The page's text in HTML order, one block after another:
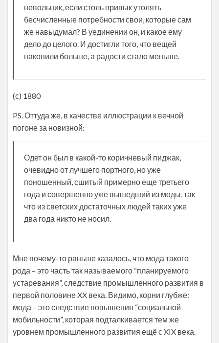
невольник, если столь привык утолять
бесчисленные потребности свои, которые сам
же навыдумал? В уединении он, и какое ему
дело до целого. И достигли того, что вещей
накопили больше, а радости стало меньше.
(с) 1880
PS. Оттуда же, в качестве иллюстрации к вечной
погоне за новизной:
Одет он был в какой-то коричневый пиджак,
очевидно от лучшего портного, но уже
поношенный, сшитый примерно еще третьего
года и совершенно уже вышедший из моды, так
что из светских достаточных людей таких уже
два года никто не носил.
Мне почему-то раньше казалось, что мода такого
рода – это часть так называемого “планируемого
устаревания”, следствие промышленного развития в
первой половине XX века. Видимо, корни глубже:
мода – это следствие повышения “социальной
мобильности”, которая подталкивается тем же
уровнем промышленного развития ещё с XIX века.